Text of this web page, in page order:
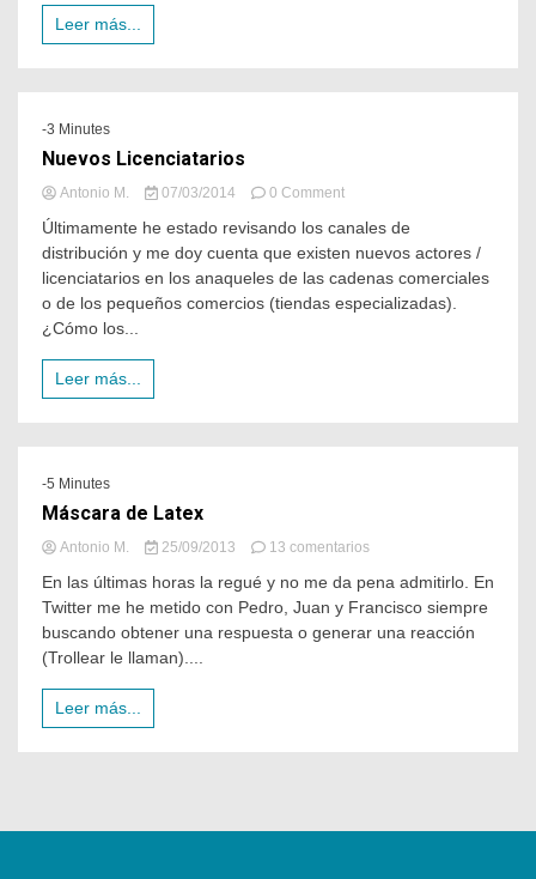
Leer más...
-3 Minutes
Nuevos Licenciatarios
Antonio M. 07/03/2014 0 Comment
Últimamente he estado revisando los canales de
distribución y me doy cuenta que existen nuevos actores /
licenciatarios en los anaqueles de las cadenas comerciales
o de los pequeños comercios (tiendas especializadas).
¿Cómo los...
Leer más...
-5 Minutes
Máscara de Latex
Antonio M. 25/09/2013 13 comentarios
En las últimas horas la regué y no me da pena admitirlo. En
Twitter me he metido con Pedro, Juan y Francisco siempre
buscando obtener una respuesta o generar una reacción
(Trollear le llaman)....
Leer más...